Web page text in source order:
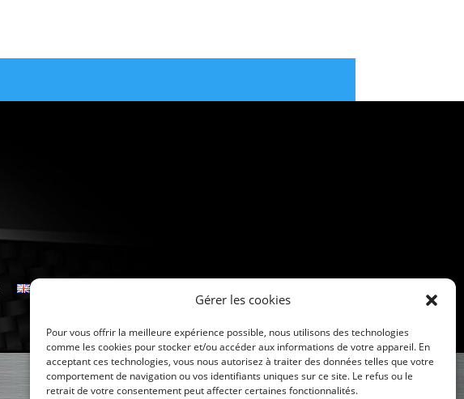
Gérer les cookies
Pour vous offrir la meilleure expérience possible, nous utilisons des technologies
comme les cookies pour stocker et/ou accéder aux informations de votre appareil. En
acceptant ces technologies, vous nous autorisez à traiter des données telles que votre
comportement de navigation ou vos identifiants uniques sur ce site. Le refus ou le
retrait de votre consentement peut affecter certaines fonctionnalités.